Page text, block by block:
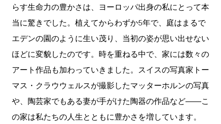
らす生命力の豊かさは、ヨーロッパ出身の私にとって本
当に驚きでした。植えてからわずか5年で、庭はまるで
エデンの園のように生い茂り、当初の姿が思い出せない
ほどに変貌したのです。時を重ねる中で、家には数々の
アート作品も加わっていきました。スイスの写真家トー
マス・クラウウェルスが撮影したマッターホルンの写真
や、陶芸家でもある妻が手がけた陶器の作品など――こ
の家は私たちの人生とともに豊かさを増しています。